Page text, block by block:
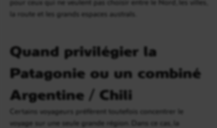
la route et les grands espaces australs.
Quand privilégier la
Patagonie ou un combiné
Argentine / Chili
Certains voyageurs préfèrent toutefois concentrer le
voyage sur une seule grande région. Dans ce cas, la